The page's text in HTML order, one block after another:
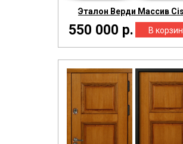
Эталон Верди Массив
550 000 р.